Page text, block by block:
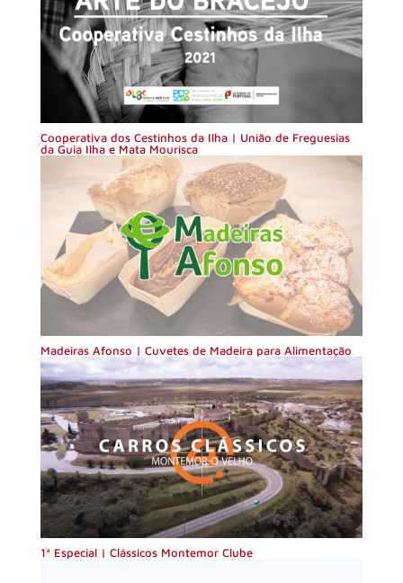
Cooperativa dos Cestinhos da Ilha | União de Freguesias
da Guia Ilha e Mata Mourisca
Madeiras Afonso | Cuvetes de Madeira para Alimentação
1ª Especial | Clássicos Montemor Clube